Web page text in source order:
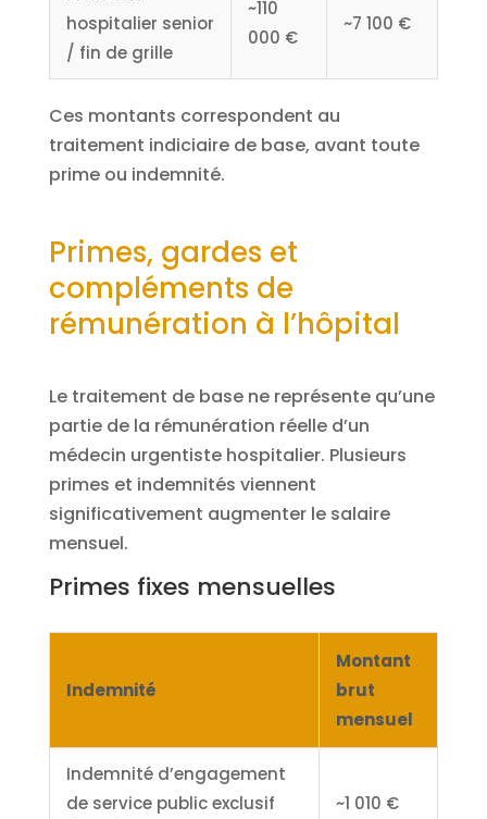
hospitalier senior
/ fin de grille
~110
000 €
~7 100 €
Ces montants correspondent au
traitement indiciaire de base, avant toute
prime ou indemnité.
Primes, gardes et
compléments de
rémunération à l’hôpital
Le traitement de base ne représente qu’une
partie de la rémunération réelle d’un
médecin urgentiste hospitalier. Plusieurs
primes et indemnités viennent
significativement augmenter le salaire
mensuel.
Primes fixes mensuelles
Indemnité
Montant
brut
mensuel
Indemnité d’engagement
de service public exclusif
~1 010 €